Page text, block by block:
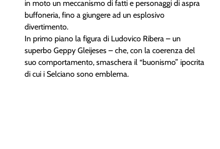
in moto un meccanismo di fatti e personaggi di aspra
buffoneria, fino a giungere ad un esplosivo
divertimento.
In primo piano la figura di Ludovico Ribera – un
superbo Geppy Gleijeses – che, con la coerenza del
suo comportamento, smaschera il “buonismo” ipocrita
di cui i Selciano sono emblema.